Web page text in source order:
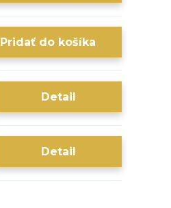
Pridať do košíka
Detail
Detail